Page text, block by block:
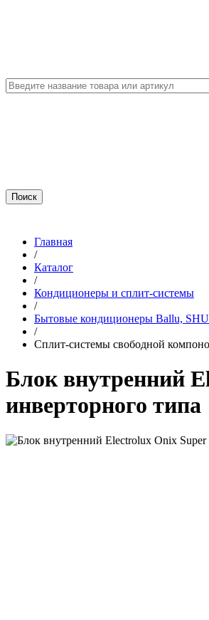
Главная
/
Каталог
/
Кондиционеры и сплит-системы
/
Бытовые кондиционеры Ballu,
/
Сплит-системы свободной
Блок внутренний
инверторного типа